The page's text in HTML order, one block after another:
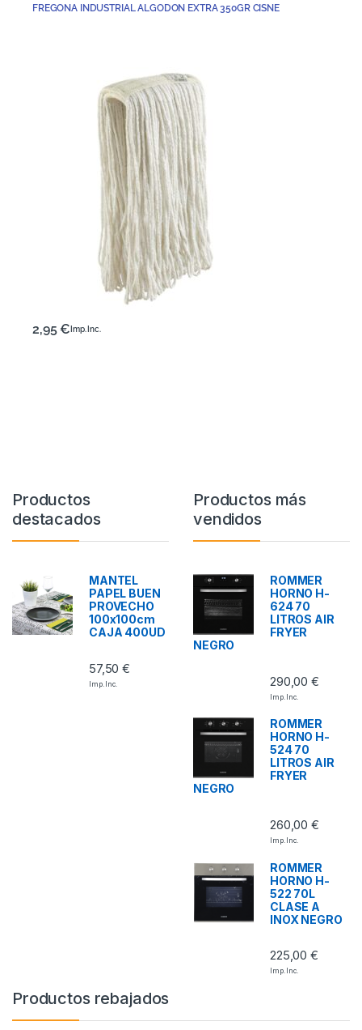
FREGONA INDUSTRIAL ALGODON EXTRA 350GR CISNE
2,95€ Imp. Inc.
Productos
destacados
MANTEL
PAPEL BUEN
PROVECHO
100x100cm
CAJA 400UD
57,50€
Imp. Inc.
Productos más
vendidos
ROMMER
HORNO H-
624 70
LITROS AIR
FRYER
NEGRO
290,00€
Imp. Inc.
ROMMER
HORNO H-
524 70
LITROS AIR
FRYER
NEGRO
260,00€
Imp. Inc.
ROMMER
HORNO H-
522 70L
CLASE A
INOX NEGRO
225,00€
Imp. Inc.
Productos rebajados